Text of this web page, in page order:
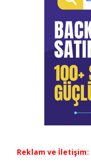
Reklam ve İletişim: